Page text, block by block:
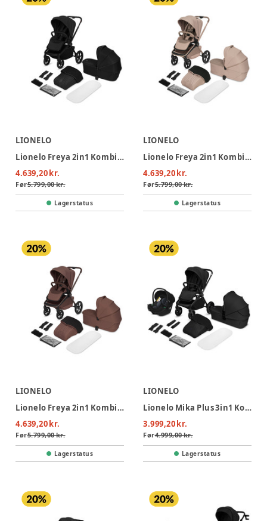
LIONELO
Lionelo Freya 2in1 Kombivogn - Black Onyx
4.639,20 kr.
Før5.799,00 kr.
Lagerstatus
LIONELO
Lionelo Freya 2in1 Kombivogn - Beige Sand
4.639,20 kr.
Før5.799,00 kr.
Lagerstatus
LIONELO
Lionelo Freya 2in1 Kombivogn - Brown Chocolate
4.639,20 kr.
Før5.799,00 kr.
Lagerstatus
LIONELO
Lionelo Mika Plus 3in1 Kombivogn - Black Onyx
3.999,20 kr.
Før4.999,00 kr.
Lagerstatus